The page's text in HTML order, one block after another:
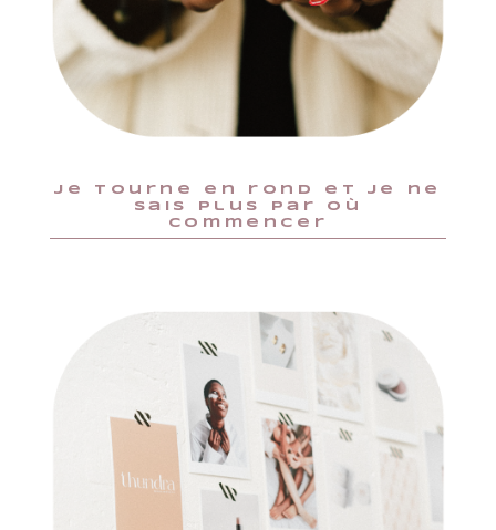
je tourne en rond et je ne
sais plus par où
commencer